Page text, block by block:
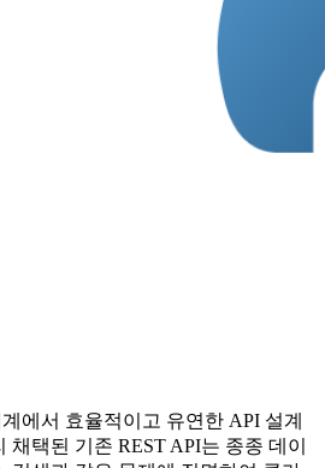
에서 효율적이고 유연한 API 설계
택된 기존 REST API는 종종 데이